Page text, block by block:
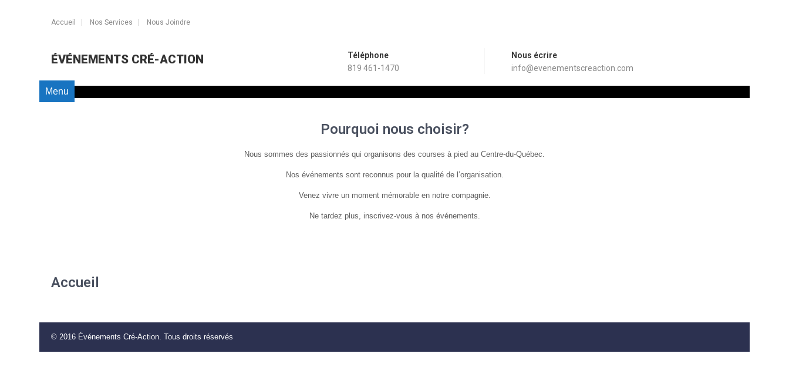
Accueil Nos Services Nous Joindre
ÉVÉNEMENTS CRÉ-ACTION
Téléphone
819 461-1470
Nous écrire
info@evenementscreaction.com
Menu
Pourquoi nous choisir?
Nous sommes des passionnés qui organisons des courses à pied au Centre-du-Québec.
Nos événements sont reconnus pour la qualité de l’organisation.
Venez vivre un moment mémorable en notre compagnie.
Ne tardez plus, inscrivez-vous à nos événements.
Accueil
© 2016 Événements Cré-Action. Tous droits réservés